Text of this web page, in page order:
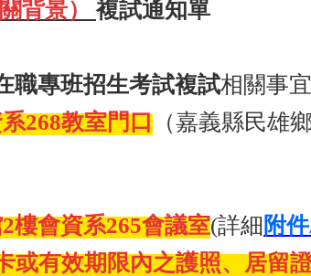
背景）複試通知單
職專班招生考試複試相關事
268教室門口 （嘉義縣民雄
樓會資系265會議室(詳細 附
或有效期限內之護照、居留